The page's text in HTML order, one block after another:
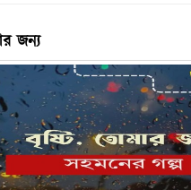
জন্য